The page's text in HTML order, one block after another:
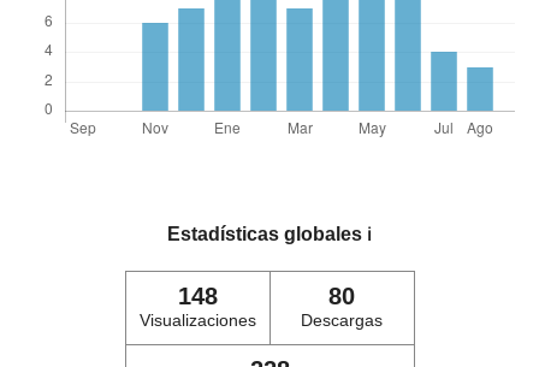
Estadísticas globales ℹ️
148
Visualizaciones
80
Descargas